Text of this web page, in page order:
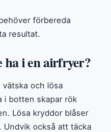
förbereda
resultat.
ha i en airfryer?
och lösa
i botten skapar rök
Lösa kryddor blåser
också att täcka